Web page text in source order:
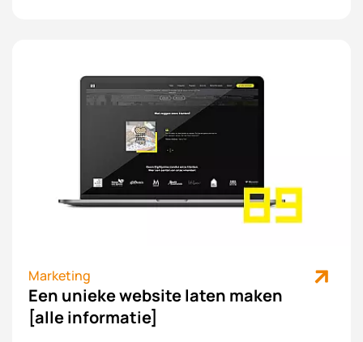
Marketing
Een unieke website laten maken
[alle informatie]